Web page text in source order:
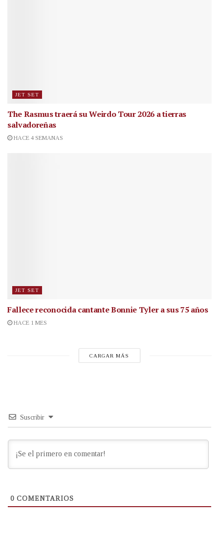
JET SET
The Rasmus traerá su Weirdo Tour 2026 a tierras
salvadoreñas
HACE 4 SEMANAS
JET SET
Fallece reconocida cantanteBonnie Tyler a sus 75 años
HACE 1 MES
CARGAR MÁS
Suscribir
0 COMENTARIOS